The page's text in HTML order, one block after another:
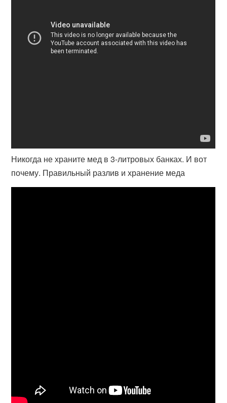
Никогда не храните мед в 3-литровых банках. И вот
почему. Правильный разлив и хранение меда